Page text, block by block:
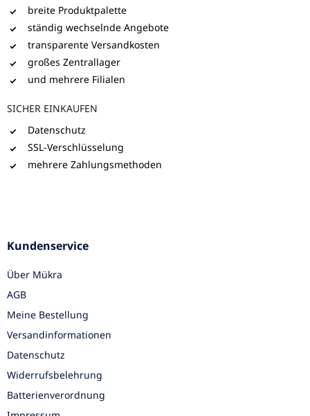
breite Produktpalette
ständig wechselnde Angebote
transparente Versandkosten
großes Zentrallager
und mehrere Filialen
SICHER EINKAUFEN
Datenschutz
SSL-Verschlüsselung
mehrere Zahlungsmethoden
Kundenservice
Über Mükra
AGB
Meine Bestellung
Versandinformationen
Datenschutz
Widerrufsbelehrung
Batterienverordnung